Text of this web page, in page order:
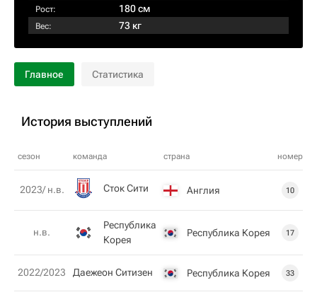
Рост: 180 см
Вес: 73 кг
Главное Статистика
История выступлений
сезон команда страна номер
2023/ н.в. Сток Сити Англия 10
н.в.
Республика
Корея
Республика Корея 17
2022/2023 Даежеон Ситизен Республика Корея 33